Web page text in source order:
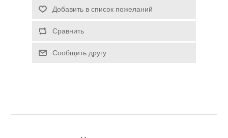
Спасательные средства
Добавить в список пожеланий
Сравнить
Сообщить другу